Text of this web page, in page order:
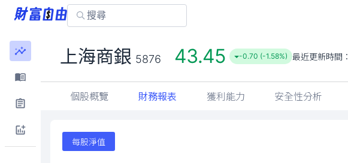
上海商銀 5876 43.45 -0.70 (-1.58%) 最近更新時間：
個股概覽 財務報表 獲利能力 安全性分析
每股淨值